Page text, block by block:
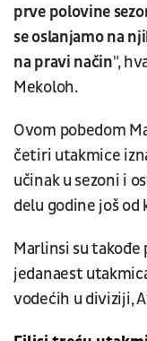
prve polovine
se oslanjamo na
na pravi način",
Mekoloh.
Ovom pobedom
četiri utakmice
učinak u sezoni i
delu godine još od
Marlinsi su
jedanaest
vodećih u diviziji,